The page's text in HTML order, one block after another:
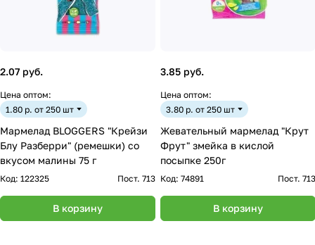
2.07 руб.
Цена оптом:
1.80 р. от 250 шт
Мармелад BLOGGERS "Крейзи
Блу Разберри" (ремешки) со
вкусом малины 75 г
Код: 122325 Пост. 713
В корзину
3.85 руб.
Цена оптом:
3.80 р. от 250 шт
Жевательный мармелад "Крут
Фрут" змейка в кислой
посыпке 250г
Код: 74891 Пост. 713
В корзину